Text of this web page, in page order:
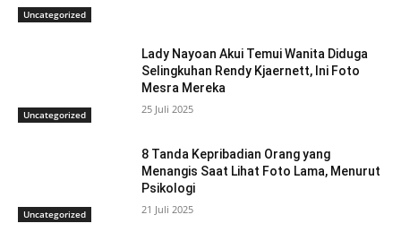
Uncategorized
Uncategorized
Lady Nayoan Akui Temui Wanita Diduga
Selingkuhan Rendy Kjaernett, Ini Foto
Mesra Mereka
25 Juli 2025
Uncategorized
8 Tanda Kepribadian Orang yang
Menangis Saat Lihat Foto Lama, Menurut
Psikologi
21 Juli 2025